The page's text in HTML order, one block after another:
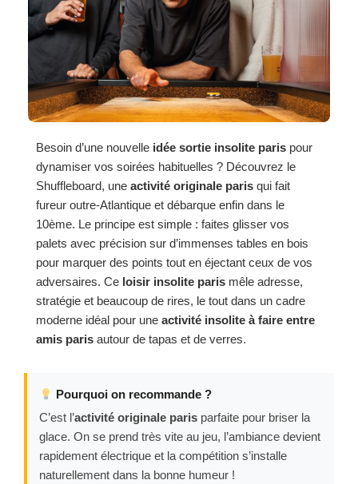
Besoin d’une nouvelle idée sortie insolite paris pour
dynamiser vos soirées habituelles ? Découvrez le
Shuffleboard, une activité originale paris qui fait
fureur outre-Atlantique et débarque enfin dans le
10ème. Le principe est simple : faites glisser vos
palets avec précision sur d’immenses tables en bois
pour marquer des points tout en éjectant ceux de vos
adversaires. Ce loisir insolite paris mêle adresse,
stratégie et beaucoup de rires, le tout dans un cadre
moderne idéal pour une activité insolite à faire entre
amis paris autour de tapas et de verres.
Pourquoi on recommande ?
C’est l’activité originale paris parfaite pour briser la
glace. On se prend très vite au jeu, l’ambiance devient
rapidement électrique et la compétition s’installe
naturellement dans la bonne humeur !